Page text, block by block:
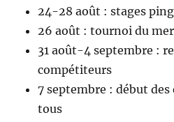
24-28 août : stages ping
26 août : tournoi du
31 août-4 septembre :
compétiteurs
7 septembre : début
tous